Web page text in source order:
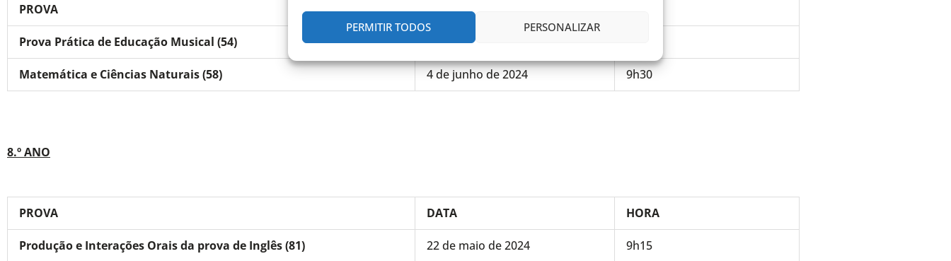
PERMITIR TODOS PERSONALIZAR
PROVA DATA
Prova Prática de Educação Musical (54) 21 de maio de 2024
Matemática e Ciências Naturais (58) 4 de junho de 2024 9h30
8.º ANO
PROVA DATA HORA
Produção e Interações Orais da prova de Inglês (81) 22 de maio de 2024 9h15